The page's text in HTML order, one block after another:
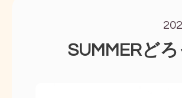
SUMMERど